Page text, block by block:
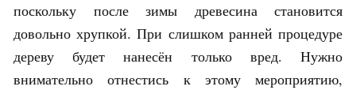
поскольку после зимы древесина становится
довольно хрупкой. При слишком ранней процедуре
дереву будет нанесён только вред. Нужно
внимательно отнестись к этому мероприятию,